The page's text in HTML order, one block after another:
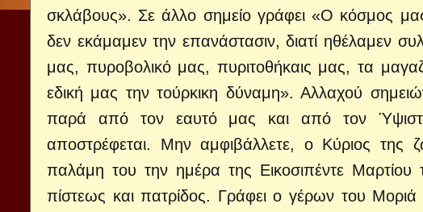
σκλάβους». Σε άλλο σημείο γράφει «Ο κόσμος
δεν εκάμαμεν την επανάστασιν, διατί ηθέλαμεν
μας, πυροβολικό μας, πυριτοθήκαις μας, τα
εδική μας την τούρκικη δύναμη». Αλλαχού
παρά από τον εαυτό μας και από τον
αποστρέφεται. Μην αμφιβάλλετε, ο Κύριος της
παλάμη του την ημέρα της Εικοσιπέντε
πίστεως και πατρίδος. Γράφει ο γέρων του